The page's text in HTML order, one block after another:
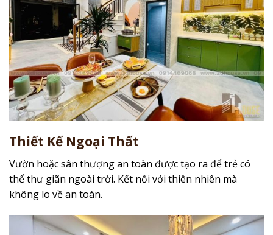
Thiết Kế Ngoại Thất
Vườn hoặc sân thượng an toàn được tạo ra để trẻ có
thể thư giãn ngoài trời. Kết nối với thiên nhiên mà
không lo về an toàn.